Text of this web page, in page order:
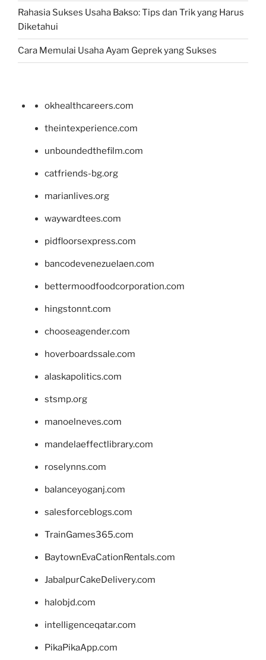
Rahasia Sukses Usaha Bakso: Tips dan Trik yang Harus
Diketahui
Cara Memulai Usaha Ayam Geprek yang Sukses
okhealthcareers.com
theintexperience.com
unboundedthefilm.com
catfriends-bg.org
marianlives.org
waywardtees.com
pidfloorsexpress.com
bancodevenezuelaen.com
bettermoodfoodcorporation.com
hingstonnt.com
chooseagender.com
hoverboardssale.com
alaskapolitics.com
stsmp.org
manoelneves.com
mandelaeffectlibrary.com
roselynns.com
balanceyoganj.com
salesforceblogs.com
TrainGames365.com
BaytownEvaCationRentals.com
JabalpurCakeDelivery.com
halobjd.com
intelligenceqatar.com
PikaPikaApp.com